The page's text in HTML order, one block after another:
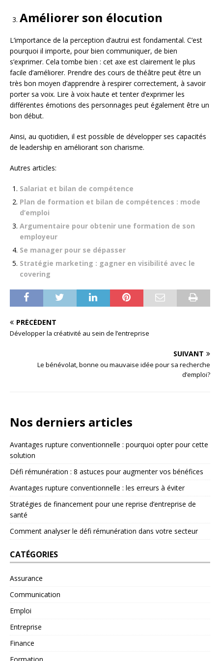
Améliorer son élocution
L’importance de la perception d’autrui est fondamental. C’est
pourquoi il importe, pour bien communiquer, de bien
s’exprimer. Cela tombe bien : cet axe est clairement le plus
facile d’améliorer. Prendre des cours de théâtre peut être un
très bon moyen d’apprendre à respirer correctement, à savoir
porter sa voix. Lire à voix haute et tenter d’exprimer les
différentes émotions des personnages peut également être un
bon début.
Ainsi, au quotidien, il est possible de développer ses capacités
de leadership en améliorant son charisme.
Autres articles:
Salariat et bilan de compétence
Plan de formation et bilan de compétences : mode
d’emploi
Argumentaire pour obtenir une formation de son
employeur
Se manager pour se dépasser
Stratégie marketing : gagner en visibilité avec le
covering
PRÉCÉDENT
Développer la créativité au sein de l’entreprise
SUIVANT
Le bénévolat, bonne ou mauvaise idée pour sa recherche
d’emploi?
Nos derniers articles
Avantages rupture conventionnelle : pourquoi opter pour cette
solution
Défi rémunération : 8 astuces pour augmenter vos bénéfices
Avantages rupture conventionnelle : les erreurs à éviter
Stratégies de financement pour une reprise d’entreprise de
santé
Comment analyser le défi rémunération dans votre secteur
CATÉGORIES
Assurance
Communication
Emploi
Entreprise
Finance